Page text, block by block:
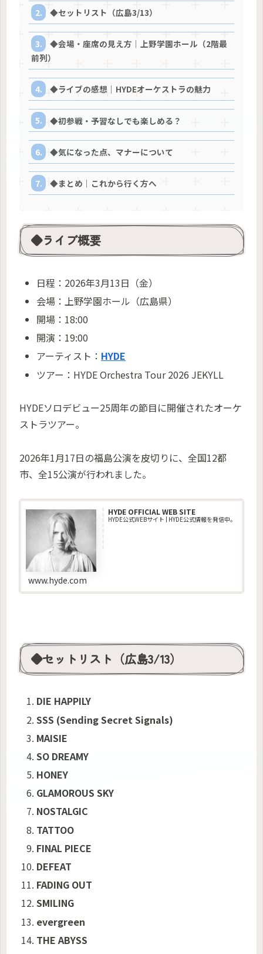
◆セットリスト（広島3/13）
◆会場・座席の見え方｜上野学園ホール（2階最
前列）
◆ライブの感想｜HYDEオーケストラの魅力
◆初参戦・予習なしでも楽しめる？
◆気になった点、マナーについて
◆まとめ｜これから行く方へ
◆ライブ概要
日程：2026年3月13日（金）
会場：上野学園ホール（広島県）
開場：18:00
開演：19:00
アーティスト： HYDE
ツアー：HYDE Orchestra Tour 2026 JEKYLL
HYDEソロデビュー25周年の節目に開催されたオーケ
ストラツアー。
2026年1月17日の福島公演を皮切りに、全国12都
市、全15公演が行われました。
HYDE OFFICIAL WEB SITE
HYDE公式WEBサイト | HYDE公式情報を発信中。
www.hyde.com
◆セットリスト（広島3/13）
DIE HAPPILY
SSS (Sending Secret Signals)
MAISIE
SO DREAMY
HONEY
GLAMOROUS SKY
NOSTALGIC
TATTOO
FINAL PIECE
DEFEAT
FADING OUT
SMILING
evergreen
THE ABYSS